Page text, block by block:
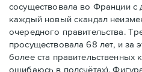
сосуществовала во Франции с
каждый новый скандал
очередного правительства.
просуществовала 68 лет, и за
более ста правительственных
ошибаюсь в подсчётах).